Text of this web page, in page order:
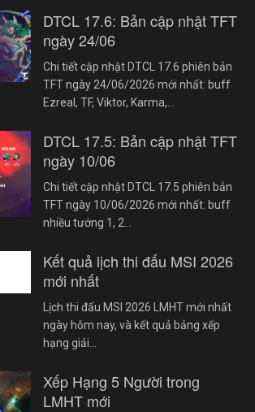
DTCL 17.6: Bản cập nhật TFT
ngày 24/06
Chi tiết cập nhật DTCL 17.6 phiên bản
TFT ngày 24/06/2026 mới nhất: buff
Ezreal, TF, Viktor, Karma,…
DTCL 17.5: Bản cập nhật TFT
ngày 10/06
Chi tiết cập nhật DTCL 17.5 phiên bản
TFT ngày 10/06/2026 mới nhất: buff
nhiều tướng 1, 2…
Kết quả lịch thi đấu MSI 2026
mới nhất
Lịch thi đấu MSI 2026 LMHT mới nhất
ngày hôm nay, và kết quả bảng xếp
hạng giải…
Xếp Hạng 5 Người trong
LMHT mới